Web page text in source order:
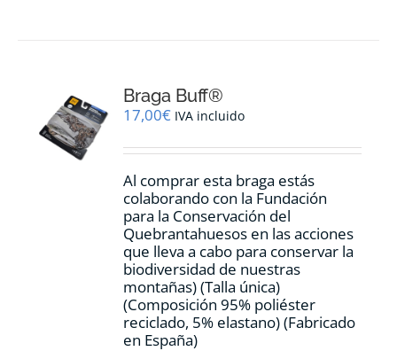
Braga Buff®
17,00€ IVA incluido
Al comprar esta braga estás
colaborando con la Fundación
para la Conservación del
Quebrantahuesos en las acciones
que lleva a cabo para conservar la
biodiversidad de nuestras
montañas) (Talla única)
(Composición 95% poliéster
reciclado, 5% elastano) (Fabricado
en España)